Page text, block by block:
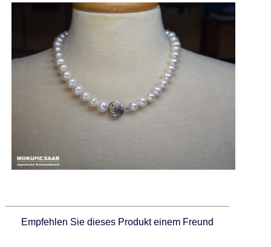
Empfehlen Sie dieses Produkt einem Freund